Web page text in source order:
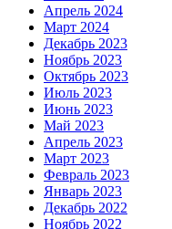
Апрель 2024
Март 2024
Декабрь 2023
Ноябрь 2023
Октябрь 2023
Июль 2023
Июнь 2023
Май 2023
Апрель 2023
Март 2023
Февраль 2023
Январь 2023
Декабрь 2022
Ноябрь 2022